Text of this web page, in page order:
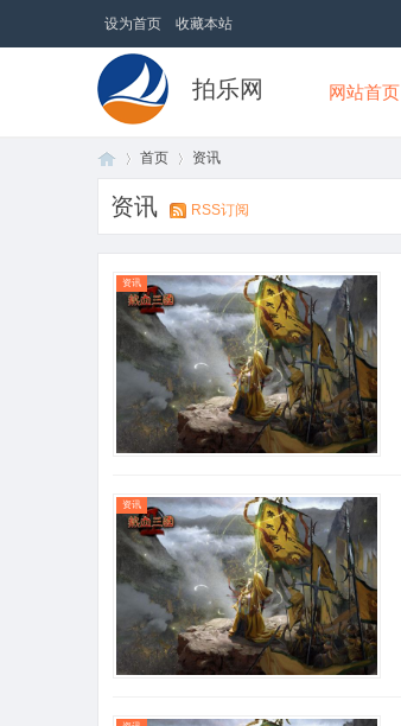
设为首页 收藏本站
拍乐网 网站首页
首页 资讯
资讯 RSS订阅
资讯
资讯